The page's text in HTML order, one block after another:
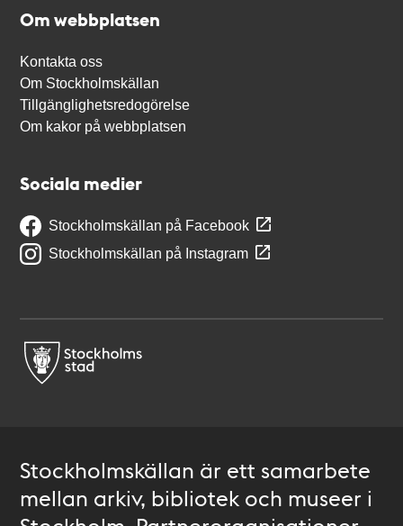
Om webbplatsen
Kontakta oss
Om Stockholmskällan
Tillgänglighetsredogörelse
Om kakor på webbplatsen
Sociala medier
Stockholmskällan på Facebook
Stockholmskällan på Instagram
Stockholmskällan är ett samarbete
mellan arkiv, bibliotek och museer i